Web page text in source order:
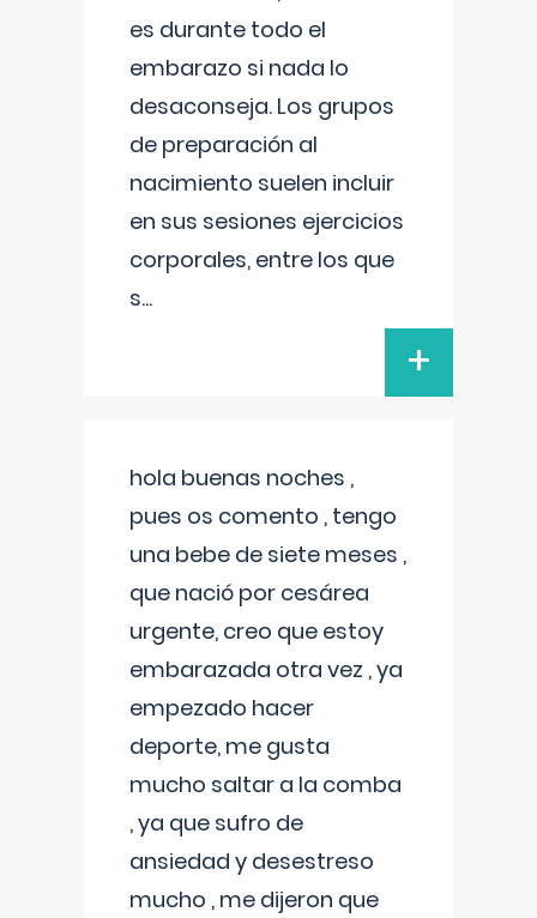
es durante todo el
embarazo si nada lo
desaconseja. Los grupos
de preparación al
nacimiento suelen incluir
en sus sesiones ejercicios
corporales, entre los que
s...
+
hola buenas noches ,
pues os comento , tengo
una bebe de siete meses ,
que nació por cesárea
urgente, creo que estoy
embarazada otra vez , ya
empezado hacer
deporte, me gusta
mucho saltar a la comba
, ya que sufro de
ansiedad y desestreso
mucho , me dijeron que